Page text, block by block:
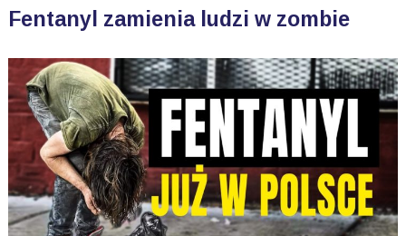
Fentanyl zamienia ludzi w zombie